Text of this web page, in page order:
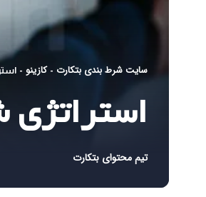
سایت شرط بندی بتکارت - کازینو -
تیم محتوای بتکارت